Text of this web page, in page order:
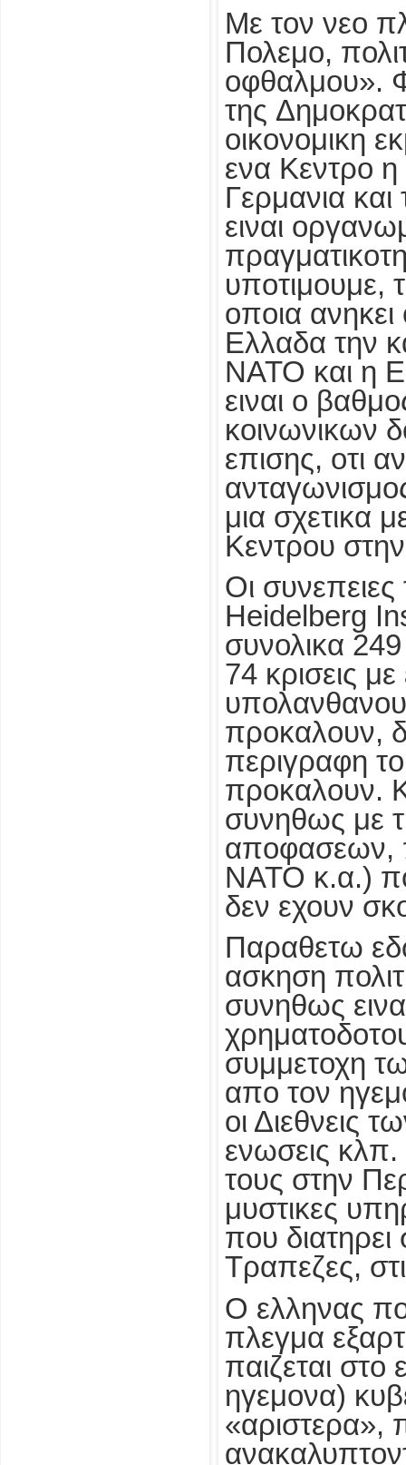
Με τον νεο
Πολεμο,
οφθαλμου».
της
οικονομικη
ενα Κεντρο η
Γερμανια
ειναι
υποτιμουμε,
οποια
Ελλαδα την
ΝΑΤΟ και η
ειναι ο
κοινωνικων
επισης, οτι
μια σχετικα
Κεντρου
Οι συνεπειες
Heidelberg
συνολικα 249
74 κρισεις
προκαλουν,
περιγραφη
προκαλουν.
συνηθως με
αποφασεων,
ΝΑΤΟ κ.α.)
δεν εχουν
Παραθετω
ασκηση
συνηθως
συμμετοχη
απο τον
οι Διεθνεις
ενωσεις
τους στην
μυστικες
που διατηρει
Τραπεζες,
Ο ελληνας
πλεγμα
παιζεται
ηγεμονα)
«αριστερα»,